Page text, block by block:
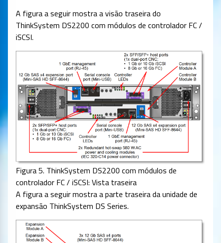
A figura a seguir mostra a visão traseira do
ThinkSystem DS2200 com módulos de controlador FC /
iSCSI.
Figura 5. ThinkSystem DS2200 com módulos de
controlador FC / iSCSI: Vista traseira
A figura a seguir mostra a parte traseira da unidade de
expansão ThinkSystem DS Series.